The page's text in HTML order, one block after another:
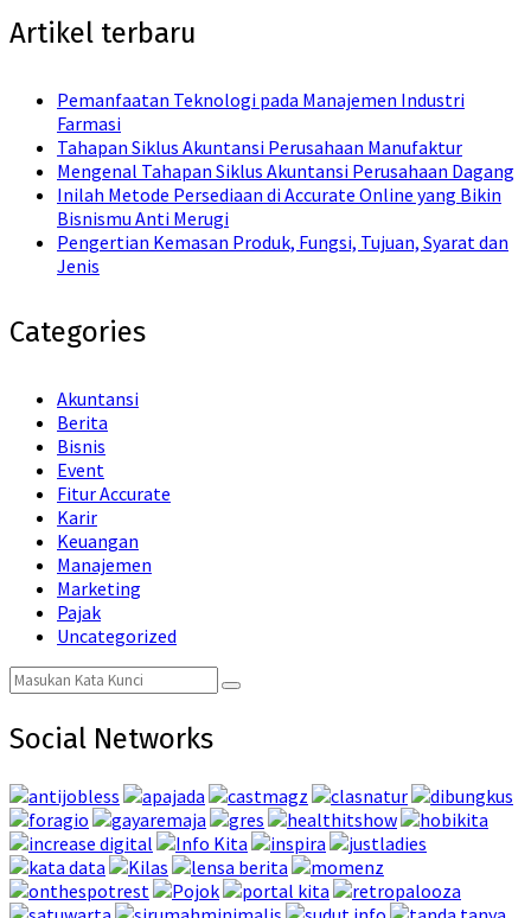
Artikel terbaru
Pemanfaatan Teknologi pada Manajemen Industri
Farmasi
Tahapan Siklus Akuntansi Perusahaan Manufaktur
Mengenal Tahapan Siklus Akuntansi Perusahaan Dagang
Inilah Metode Persediaan di Accurate Online yang Bikin
Bisnismu Anti Merugi
Pengertian Kemasan Produk, Fungsi, Tujuan, Syarat dan
Jenis
Categories
Akuntansi
Berita
Bisnis
Event
Fitur Accurate
Karir
Keuangan
Manajemen
Marketing
Pajak
Uncategorized
Search
for:
Search
Social Networks